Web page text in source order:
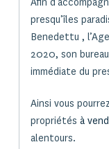
presqu’îles
Benedettu ,
2020, son
immédiate du
Ainsi vous
propriétés à
alentours.